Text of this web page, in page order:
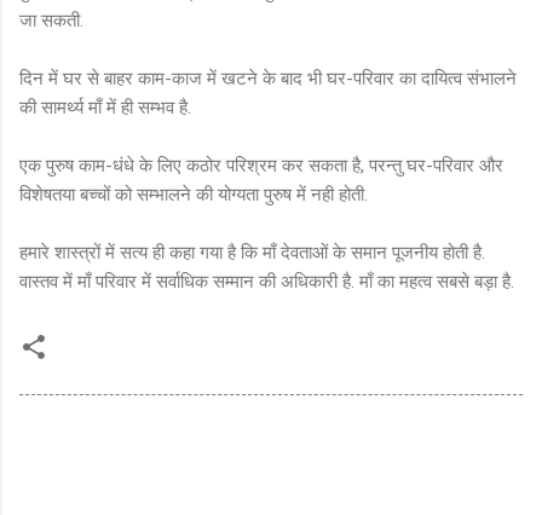
जा सकती.
दिन में घर से बाहर काम-काज में खटने के बाद भी घर-परिवार का दायित्व संभालने
की सामर्थ्य माँ में ही सम्भव है.
एक पुरुष काम-धंधे के लिए कठोर परिश्रम कर सकता है, परन्तु घर-परिवार और
विशेषतया बच्चों को सम्भालने की योग्यता पुरुष में नही होती.
हमारे शास्त्रों में सत्य ही कहा गया है कि माँ देवताओं के समान पूजनीय होती है.
वास्तव में माँ परिवार में सर्वाधिक सम्मान की अधिकारी है. माँ का महत्व सबसे बड़ा है.